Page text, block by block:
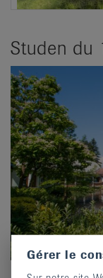
Studen du
Gérer le